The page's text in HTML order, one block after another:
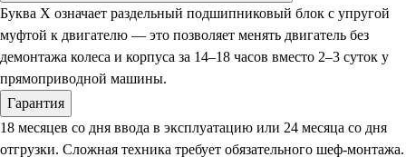
Буква Х означает раздельный подшипниковый блок с упругой
муфтой к двигателю — это позволяет менять двигатель без
демонтажа колеса и корпуса за 14–18 часов вместо 2–3 суток у
прямоприводной машины.
Гарантия
18 месяцев со дня ввода в эксплуатацию или 24 месяца со дня
отгрузки. Сложная техника требует обязательного шеф-монтажа.